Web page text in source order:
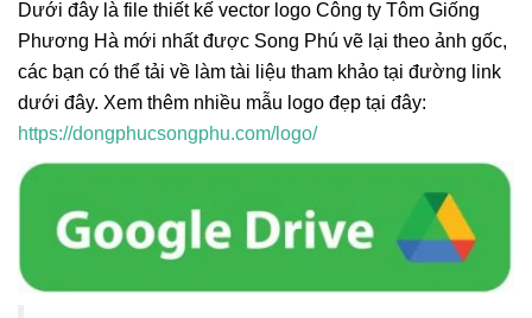
Dưới đây là file thiết kế vector logo Công ty Tôm Giống
Phương Hà mới nhất được Song Phú vẽ lại theo ảnh gốc,
các bạn có thể tải về làm tài liệu tham khảo tại đường link
dưới đây. Xem thêm nhiều mẫu logo đẹp tại đây:
https://dongphucsongphu.com/logo/